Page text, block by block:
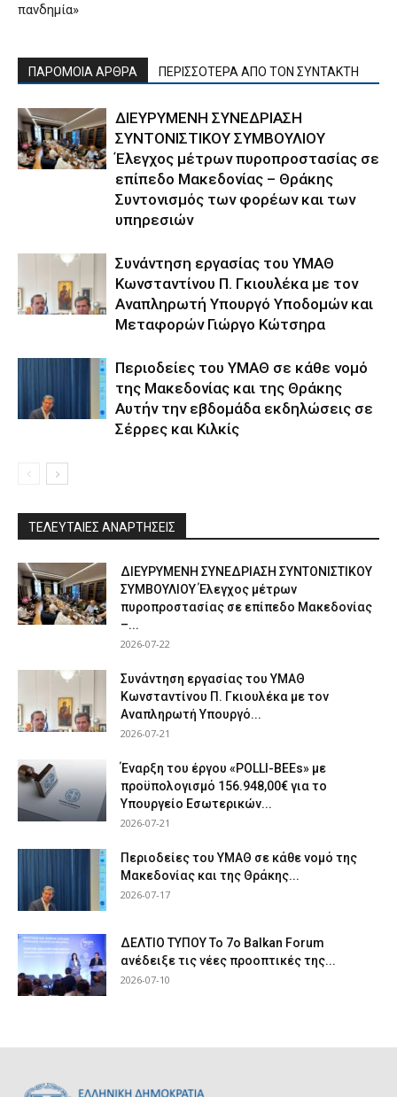
πανδημία»
ΠΑΡΟΜΟΙΑ ΑΡΘΡΑ ΠΕΡΙΣΣΟΤΕΡΑ ΑΠΟ ΤΟΝ ΣΥΝΤΑΚΤΗ
ΔΙΕΥΡΥΜΕΝΗ ΣΥΝΕΔΡΙΑΣΗ
ΣΥΝΤΟΝΙΣΤΙΚΟΥ ΣΥΜΒΟΥΛΙΟΥ
Έλεγχος μέτρων πυροπροστασίας σε
επίπεδο Μακεδονίας – Θράκης
Συντονισμός των φορέων και των
υπηρεσιών
Συνάντηση εργασίας του ΥΜΑΘ
Κωνσταντίνου Π. Γκιουλέκα με τον
Αναπληρωτή Υπουργό Υποδομών και
Μεταφορών Γιώργο Κώτσηρα
Περιοδείες του ΥΜΑΘ σε κάθε νομό
της Μακεδονίας και της Θράκης
Αυτήν την εβδομάδα εκδηλώσεις σε
Σέρρες και Κιλκίς
ΤΕΛΕΥΤΑΙΕΣ ΑΝΑΡΤΗΣΕΙΣ
ΔΙΕΥΡΥΜΕΝΗ ΣΥΝΕΔΡΙΑΣΗ ΣΥΝΤΟΝΙΣΤΙΚΟΥ
ΣΥΜΒΟΥΛΙΟΥ Έλεγχος μέτρων
πυροπροστασίας σε επίπεδο Μακεδονίας
–...
2026-07-22
Συνάντηση εργασίας του ΥΜΑΘ
Κωνσταντίνου Π. Γκιουλέκα με τον
Αναπληρωτή Υπουργό...
2026-07-21
Έναρξη του έργου «POLLI-BEEs» με
προϋπολογισμό 156.948,00€ για το
Υπουργείο Εσωτερικών...
2026-07-21
Περιοδείες του ΥΜΑΘ σε κάθε νομό της
Μακεδονίας και της Θράκης...
2026-07-17
ΔΕΛΤΙΟ ΤΥΠΟΥ Το 7ο Balkan Forum
ανέδειξε τις νέες προοπτικές της...
2026-07-10